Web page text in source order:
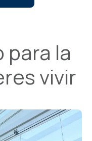
para la
vivir